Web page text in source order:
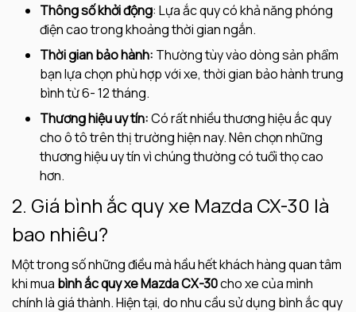
Thông số khởi động: Lựa ắc quy có khả năng phóng
điện cao trong khoảng thời gian ngắn.
Thời gian bảo hành: Thường tùy vào dòng sản phẩm
bạn lựa chọn phù hợp với xe, thời gian bảo hành trung
bình từ 6- 12 tháng.
Thương hiệu uy tín:Có rất nhiều thương hiệu ắc quy
cho ô tô trên thị trường hiện nay. Nên chọn những
thương hiệu uy tín vì chúng thường có tuổi thọ cao
hơn.
2. Giá bình ắc quy xe Mazda CX-30 là
bao nhiêu?
Một trong số những điều mà hầu hết khách hàng quan tâm
khi mua bình ắc quy xe Mazda CX-30cho xe của mình
chính là giá thành. Hiện tại, do nhu cầu sử dụng bình ắc quy